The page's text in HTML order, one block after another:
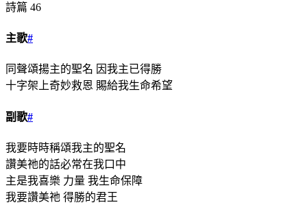
詩篇 46
主歌#
同聲頌揚主的聖名 因我主已得勝
十字架上奇妙救恩 賜給我生命希望
副歌#
我要時時稱頌我主的聖名
讚美祂的話必常在我口中
主是我喜樂 力量 我生命保障
我要讚美祂 得勝的君王